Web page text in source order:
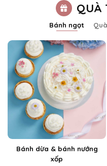
QUÀ
Bánh ngọt
Bánh dừa & bánh nướng
xốp